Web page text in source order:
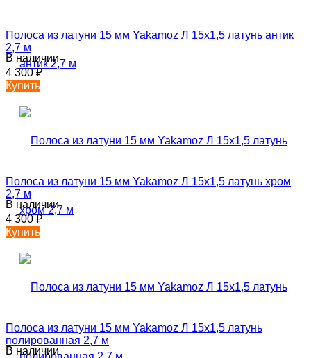
Полоса из латуни 15 мм Yakamoz Л 15х1,5 латунь антик
2,7 м
В наличии
4 300₽
Купить
Полоса из латуни 15 мм Yakamoz Л 15х1,5 латунь хром
2,7 м
В наличии
4 300₽
Купить
Полоса из латуни 15 мм Yakamoz Л 15х1,5 латунь
полированная 2,7 м
В наличии